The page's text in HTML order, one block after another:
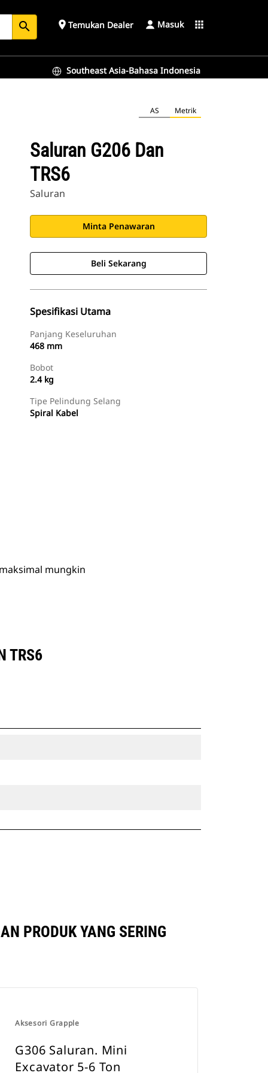
search place Temukan Dealer Masuk apps
Southeast Asia-Bahasa Indonesia
AS Metrik
Saluran G206 Dan
TRS6
Saluran
Minta Penawaran
Beli Sekarang
Spesifikasi Utama
Panjang Keseluruhan
468 mm
Bobot
2.4 kg
Tipe Pelindung Selang
Spiral Kabel
mungkin
TRS6
PRODUK YANG SERING
Aksesori Grapple
G306 Saluran. Mini
Excavator 5-6 Ton